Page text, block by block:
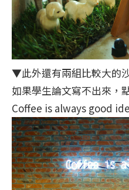
▼此外還有兩組比較大的
如果學生論文寫不出來，
Coffee is always good